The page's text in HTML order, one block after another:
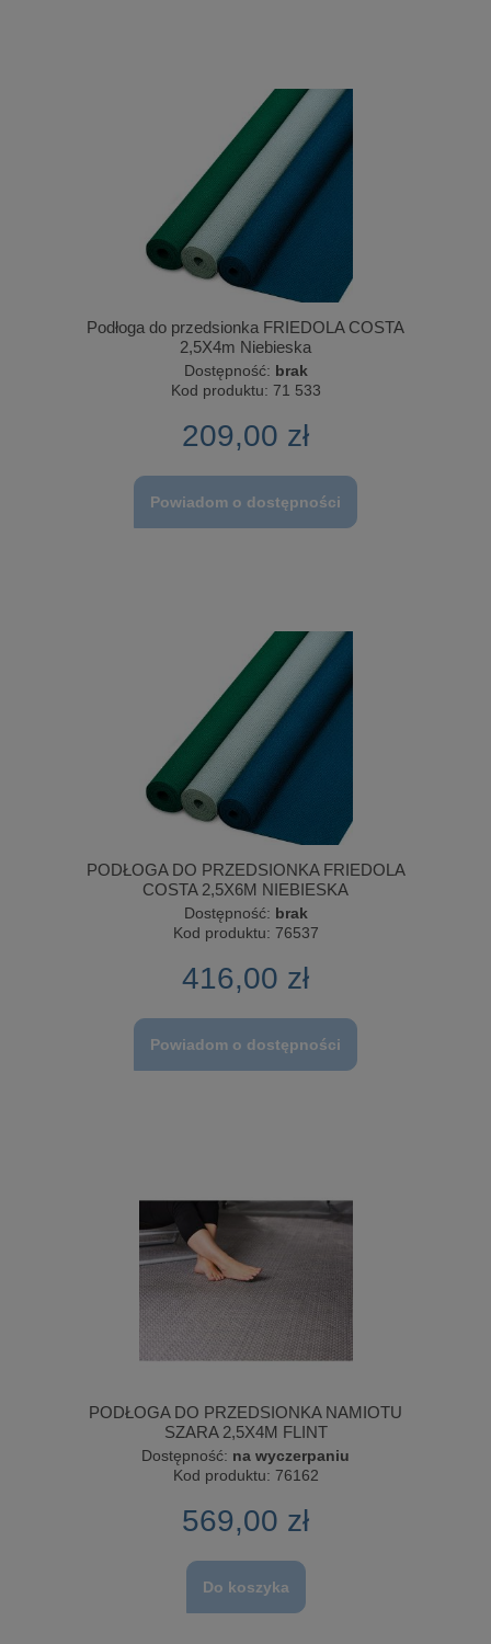
Podłoga do przedsionka FRIEDOLA COSTA
2,5X4m Niebieska
Dostępność: brak
Kod produktu: 71 533
209,00 zł
Powiadom o dostępności
PODŁOGA DO PRZEDSIONKA FRIEDOLA
COSTA 2,5X6M NIEBIESKA
Dostępność: brak
Kod produktu: 76537
416,00 zł
Powiadom o dostępności
PODŁOGA DO PRZEDSIONKA NAMIOTU
SZARA 2,5X4M FLINT
Dostępność: na wyczerpaniu
Kod produktu: 76162
569,00 zł
Do koszyka